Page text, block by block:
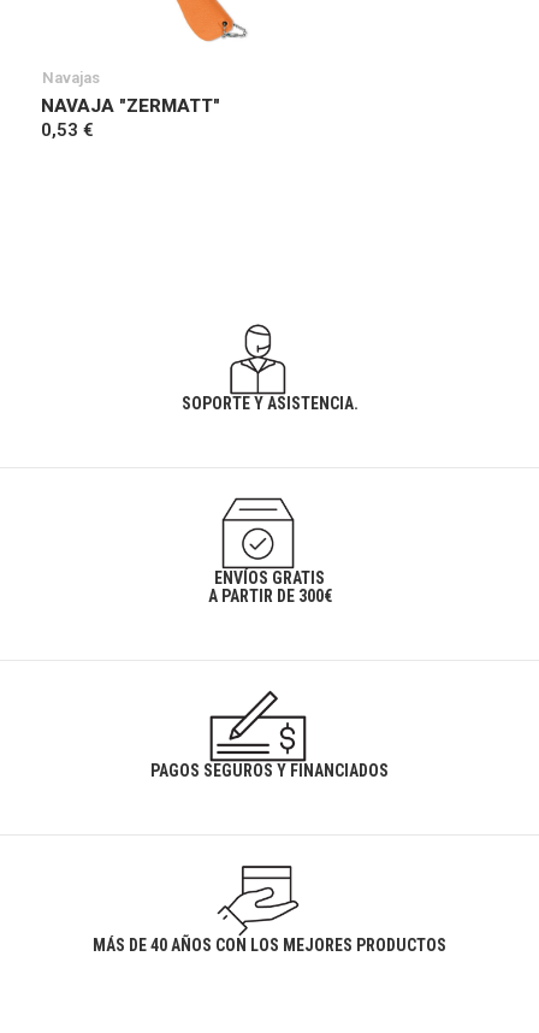
Navajas
NAVAJA "ZERMATT"
0,53 €
SOPORTE Y ASISTENCIA.
ENVÍOS GRATIS
A PARTIR DE 300€
PAGOS SEGUROS Y FINANCIADOS
MÁS DE 40 AÑOS CON LOS MEJORES PRODUCTOS